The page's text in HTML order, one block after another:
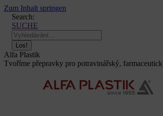
Zum Inhalt springen
Search:
SUCHE
Alfa Plastik
Tvoříme přepravky pro potravinářský,